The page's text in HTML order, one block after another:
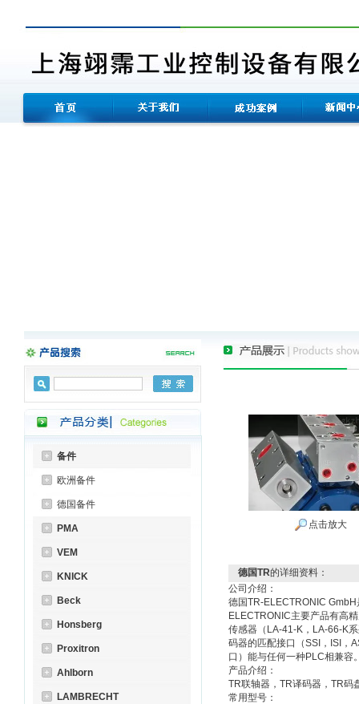
备件
欧洲备件
德国备件
PMA
VEM
KNICK
Beck
Honsberg
Proxitron
Ahlborn
LAMBRECHT
点击放大
德国TR的详细资料：
公司介绍：
德国TR-ELECTRONIC
ELECTRONIC主要产品有高
传感器（LA-41-K，LA-66-K
码器的匹配接口（SSI，ISI，
口）能与任何一种PLC相兼容
产品介绍：
TR联轴器，TR译码器，TR码
常用型号：